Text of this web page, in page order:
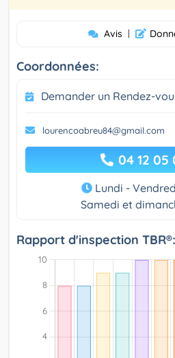
Avis |
Coordonnées:
Demander un Rendez-
lourencoabreu84@gmail.com
04 12 05
Lundi -
Samedi et
Rapport d'inspection TBR®: